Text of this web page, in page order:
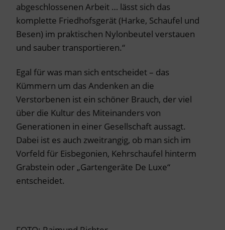
abgeschlossenen Arbeit … lässt sich das
komplette Friedhofsgerät (Harke, Schaufel und
Besen) im praktischen Nylonbeutel verstauen
und sauber transportieren.“
Egal für was man sich entscheidet – das
Kümmern um das Andenken an die
Verstorbenen ist ein schöner Brauch, der viel
über die Kultur des Miteinanders von
Generationen in einer Gesellschaft aussagt.
Dabei ist es auch zweitrangig, ob man sich im
Vorfeld für Eisbegonien, Kehrschaufel hinterm
Grabstein oder „Gartengeräte De Luxe“
entscheidet.